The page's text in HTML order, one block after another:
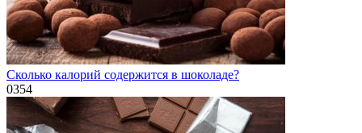
Сколько калорий содержится в шоколаде?
0354